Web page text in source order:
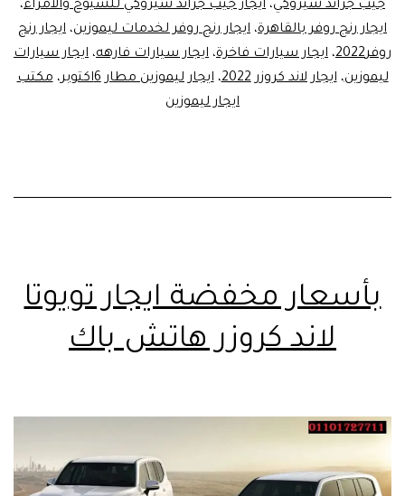
جيب جراند شيروكي، ايجار جيب جراند شيروكي للشيوخ والامراء،
ايجار رنج روفر بالقاهرة، ايجار رنج روفر لخدمات ليموزين، ايجار رنج
روفر2022
، ايجار سيارات فاخرة، ايجار سيارات فارهه، ايجار سيارات
ليموزين،ايجار لاند كروزر 2022 ،ايجار ليموزين مطار 6اكتوبر ،مكتب
ايجار ليموزين
بأسعار مخفضة ايجار تويوتا
لاند كروزر هاتش باك